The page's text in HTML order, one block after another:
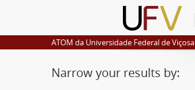
ATOM da Universidade Federal de Viçosa
Narrow your results by: